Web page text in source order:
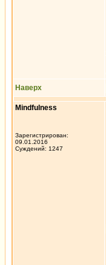
Наверх
Mindfulness
Зарегистрирован:
09.01.2016
Суждений: 1247